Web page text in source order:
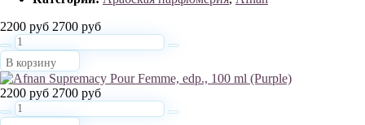
2200 руб 2700 руб
В корзину
2200 руб 2700 руб